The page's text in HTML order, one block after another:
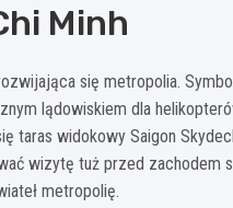
Minh
się metropolia.
lądowiskiem dla
taras widokowy Saigon
wizytę tuż przed zachodem
metropolię.